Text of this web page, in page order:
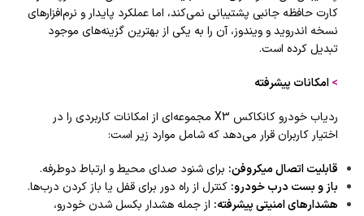
کارت حافظه جانبی پشتیبانی نمی‌کند، اما عملکرد پایدار و نرم‌افزارهای
نسخه اندروید و ویندوز، آن را به یکی از بهترین گزینه‌های موجود
تبدیل کرده است.
>امکانات پیشرفته
ردیاب خودرو کانکاکس X3 مجموعه‌ای از امکانات کاربردی را در
اختیار کاربران قرار می‌دهد که شامل موارد زیر است:
قابلیت اتصال میکروفن: برای شنود صدای محیط و ارتباط دوطرفه.
باز و بست درب خودرو: کنترل از راه دور برای قفل یا باز کردن درب‌ها.
هشدارهای امنیتی پیشرفته: از جمله هشدار بکسل شدن خودرو،